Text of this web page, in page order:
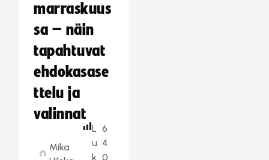
marraskuus
sa – näin
tapahtuvat
ehdokasase
ttelu ja
valinnat
Mika
L
u
k
6
4
0